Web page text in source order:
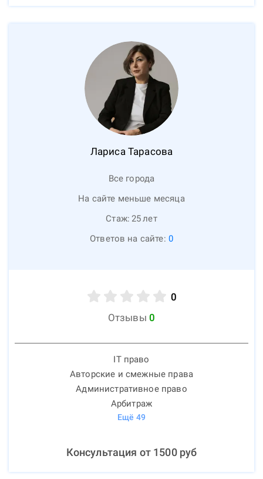
Лариса Тарасова
Все города
На сайте меньше месяца
Стаж: 25лет
Ответов на сайте: 0
0
Отзывы 0
IT право
Авторские и смежные права
Административное право
Арбитраж
Ещё 49
Консультация от 1500руб